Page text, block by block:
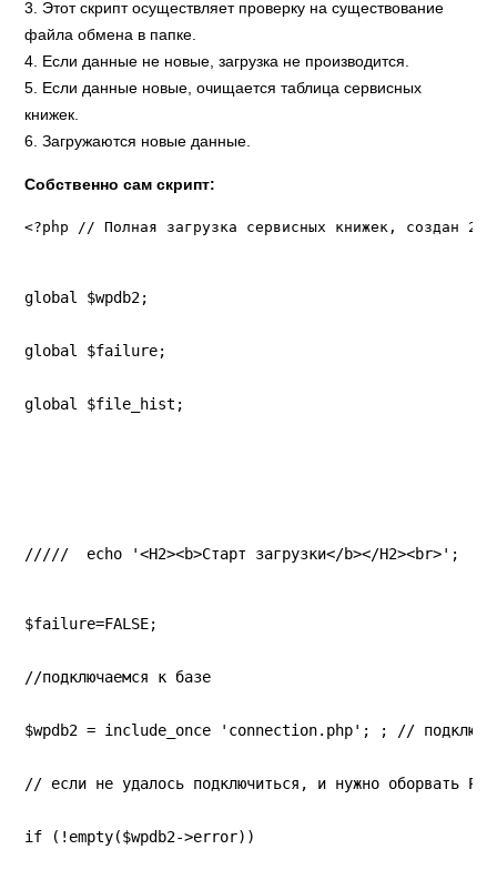
3. Этот скрипт осуществляет проверку на существование
файла обмена в папке.
4. Если данные не новые, загрузка не производится.
5. Если данные новые, очищается таблица сервисных
книжек.
6. Загружаются новые данные.
Собственно сам скрипт:
<?php // Полная загрузка сервисных книжек, создан
global $wpdb2;
global $failure;
global $file_hist;
/////  echo '<H2><b>Старт загрузки</b></H2><br>';
$failure=FALSE;
//подключаемся к базе
$wpdb2 = include_once 'connection.php'; ; //
// если не удалось подключиться, и нужно оборвать
if (!empty($wpdb2->error))